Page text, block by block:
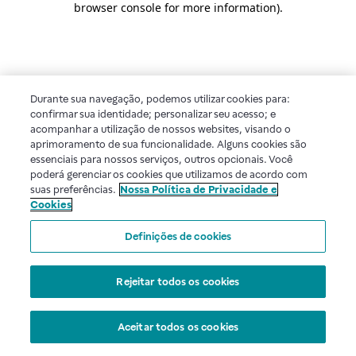
browser console for more information).
Durante sua navegação, podemos utilizar cookies para:
confirmar sua identidade; personalizar seu acesso; e
acompanhar a utilização de nossos websites, visando o
aprimoramento de sua funcionalidade. Alguns cookies são
essenciais para nossos serviços, outros opcionais. Você
poderá gerenciar os cookies que utilizamos de acordo com
suas preferências. Nossa Política de Privacidade e
Cookies
Definições de cookies
Rejeitar todos os cookies
Aceitar todos os cookies